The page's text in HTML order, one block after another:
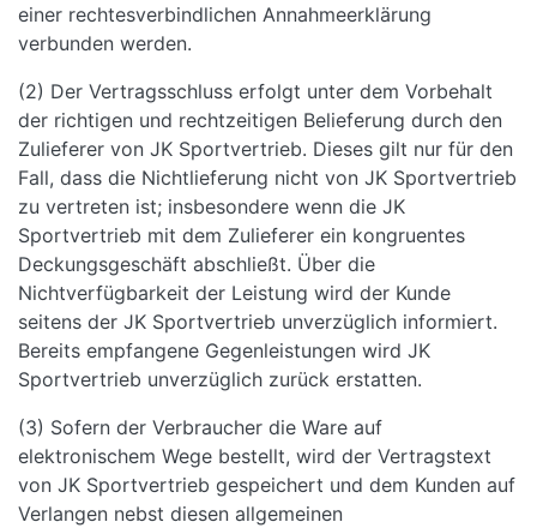
einer rechtesverbindlichen Annahmeerklärung
verbunden werden.
(2) Der Vertragsschluss erfolgt unter dem Vorbehalt
der richtigen und rechtzeitigen Belieferung durch den
Zulieferer von JK Sportvertrieb. Dieses gilt nur für den
Fall, dass die Nichtlieferung nicht von JK Sportvertrieb
zu vertreten ist; insbesondere wenn die JK
Sportvertrieb mit dem Zulieferer ein kongruentes
Deckungsgeschäft abschließt. Über die
Nichtverfügbarkeit der Leistung wird der Kunde
seitens der JK Sportvertrieb unverzüglich informiert.
Bereits empfangene Gegenleistungen wird JK
Sportvertrieb unverzüglich zurück erstatten.
(3) Sofern der Verbraucher die Ware auf
elektronischem Wege bestellt, wird der Vertragstext
von JK Sportvertrieb gespeichert und dem Kunden auf
Verlangen nebst diesen allgemeinen